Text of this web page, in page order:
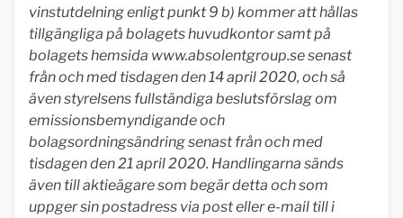
vinstutdelning enligt punkt 9 b) kommer att hållas
tillgängliga på bolagets huvudkontor samt på
bolagets hemsida www.absolentgroup.se senast
från och med tisdagen den 14 april 2020, och så
även styrelsens fullständiga beslutsförslag om
emissionsbemyndigande och
bolagsordningsändring senast från och med
tisdagen den 21 april 2020. Handlingarna sänds
även till aktieägare som begär detta och som
uppger sin postadress via post eller e-mail till i